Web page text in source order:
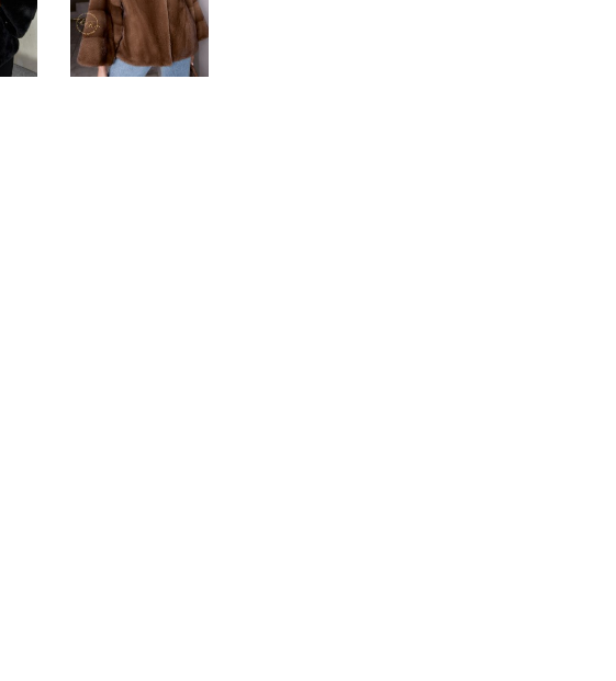
будет очень комфортно зимой, так как она отлично сохраняет
натуральному меху скандинавской норки Velvet. Кроме того,